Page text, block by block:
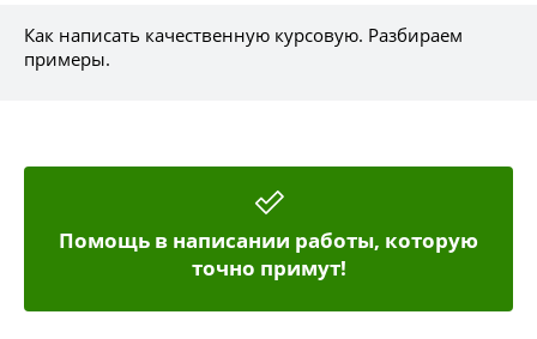
Как написать качественную курсовую. Разбираем
примеры.
Помощь в написании работы, которую
точно примут!